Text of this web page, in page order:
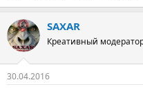
SAXAR
Креативный
30.04.2016